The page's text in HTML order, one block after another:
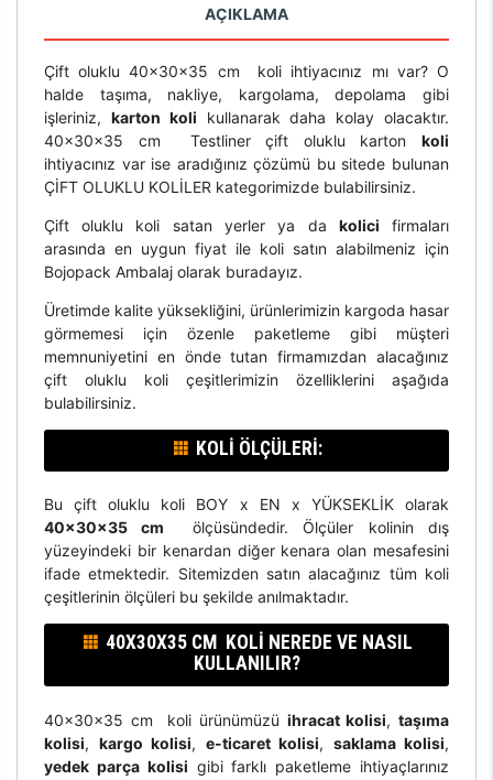
AÇIKLAMA
Çift oluklu 40x30x35 cm koli ihtiyacınız mı var? O
halde taşıma, nakliye, kargolama, depolama gibi
işleriniz, karton koli kullanarak daha kolay olacaktır.
40x30x35 cm Testliner çift oluklu kartonkoli
ihtiyacınız var ise aradığınız çözümü bu sitede bulunan
ÇİFT OLUKLU KOLİLER kategorimizde bulabilirsiniz.
Çift oluklu koli satan yerler ya da kolici firmaları
arasında en uygun fiyat ile koli satın alabilmeniz için
Bojopack Ambalaj olarak buradayız.
Üretimde kalite yüksekliğini, ürünlerimizin kargoda hasar
görmemesi için özenle paketleme gibi müşteri
memnuniyetini en önde tutan firmamızdan alacağınız
çift oluklu koli çeşitlerimizin özelliklerini aşağıda
bulabilirsiniz.
KOLI ÖLÇÜLERI:
Bu çift oluklu koli BOY x EN x YÜKSEKLİK olarak
40x30x35 cm
ölçüsündedir. Ölçüler kolinin dış
yüzeyindeki bir kenardan diğer kenara olan mesafesini
ifade etmektedir. Sitemizden satın alacağınız tüm koli
çeşitlerinin ölçüleri bu şekilde anılmaktadır.
40X30X35 CM KOLI NEREDE VE NASIL
KULLANILIR?
40x30x35 cm koli ürünümüzü ihracat kolisi,taşıma
kolisi, kargo kolisi, e-ticaret kolisi, saklama kolisi,
yedek parça kolisi gibi farklı paketleme ihtiyaçlarınız